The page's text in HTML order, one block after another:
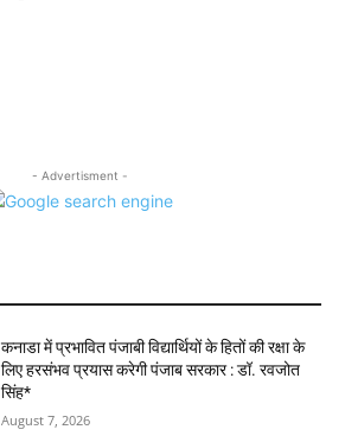
- Advertisment -
कनाडा में प्रभावित पंजाबी विद्यार्थियों के हितों की रक्षा के
लिए हरसंभव प्रयास करेगी पंजाब सरकार : डॉ. रवजोत
सिंह*
August 7, 2026